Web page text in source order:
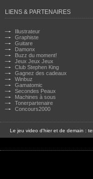
LIENS & PARTENAIRES
Illustrateur
Graphiste
Guitare
Damonx
Buzz du moment!
Jeux Jeux Jeux
Club Stephen King
Gagnez des cadeaux
Winbuz
Gamatomic
Secondes Peaux
Machines à sous
Tonerpartenaire
Concours2000
Le jeu video d'hier et de demain :